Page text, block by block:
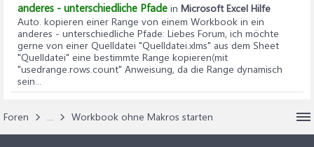
anderes - unterschiedliche Pfade in Microsoft Excel Hilfe
Auto. kopieren einer Range von einem Workbook in ein
anderes - unterschiedliche Pfade: Liebes Forum, ich möchte
gerne von einer Quelldatei "Quelldatei.xlms" aus dem Sheet
"Quelldatei" eine bestimmte Range kopieren(mit
"usedrange.rows.count" Anweisung, da die Range dynamisch
sein...
Foren ... Workbook ohne Makros starten